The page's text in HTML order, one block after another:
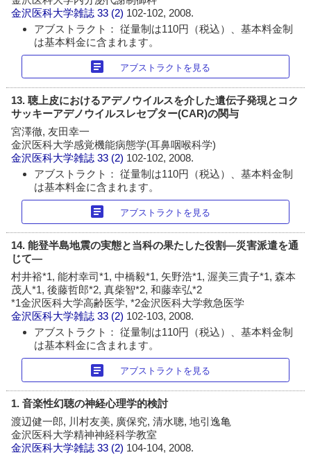
金沢医科大学雑誌 33 (2) 102-102, 2008.
アブストラクト： 従量制は110円（税込）、基本料金制
は基本料金に含まれます。
article アブストラクトを見る
13. 聴上皮におけるアデノウイルスを介した遺伝子発現とコク
サッキーアデノウイルスレセプター(CAR)の関与
宮澤徹, 友田幸一
金沢医科大学感覚機能病態学(耳鼻咽喉科学)
金沢医科大学雑誌 33 (2) 102-102, 2008.
アブストラクト： 従量制は110円（税込）、基本料金制
は基本料金に含まれます。
article アブストラクトを見る
14. 能登半島地震の実態と当科の果たした役割―災害派遣を通
じて―
村井裕*1, 能村幸司*1, 中橋毅*1, 矢野浩*1, 渥美三貴子*1, 森本
茂人*1, 後藤哲郎*2, 真柴智*2, 和藤幸弘*2
*1金沢医科大学高齢医学, *2金沢医科大学救急医学
金沢医科大学雑誌 33 (2) 102-103, 2008.
アブストラクト： 従量制は110円（税込）、基本料金制
は基本料金に含まれます。
article アブストラクトを見る
1. 音楽性幻聴の神経心理学的検討
渡辺健一郎, 川村友美, 廣保究, 清水聰, 地引逸亀
金沢医科大学精神神経科学教室
金沢医科大学雑誌 33 (2) 104-104, 2008.